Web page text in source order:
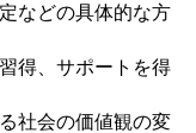
などの具体的な方
得、サポートを得
社会の価値観の変